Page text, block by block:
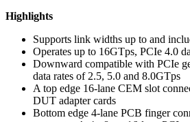
Highlights
Supports link widths up to and
Operates up to 16GTps, PCIe 4.0
Downward compatible with PCIe
data rates of 2.5, 5.0 and 8.0GTps
A top edge 16-lane CEM slot
DUT adapter cards
Bottom edge 4-lane PCB finger